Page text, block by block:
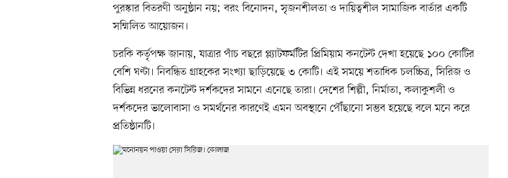
পুরস্কার বিতরণী অনুষ্ঠান নয়; বরং বিনোদন, সৃজনশীলতা ও দায়িত্বশীল সামাজিক বার্তার একটি
সম্মিলিত আয়োজন।
চরকি কর্তৃপক্ষ জানায়, যাত্রার পাঁচ বছরে প্ল্যাটফর্মটির প্রিমিয়াম কনটেন্ট দেখা হয়েছে ১০০ কোটির
বেশি ঘণ্টা। নিবন্ধিত গ্রাহকের সংখ্যা ছাড়িয়েছে ৩ কোটি। এই সময়ে শতাধিক চলচ্চিত্র, সিরিজ ও
বিভিন্ন ধরনের কনটেন্ট দর্শকদের সামনে এনেছে তারা। দেশের শিল্পী, নির্মাতা, কলাকুশলী ও
দর্শকদের ভালোবাসা ও সমর্থনের কারণেই এমন অবস্থানে পৌঁছানো সম্ভব হয়েছে বলে মনে করে
প্রতিষ্ঠানটি।